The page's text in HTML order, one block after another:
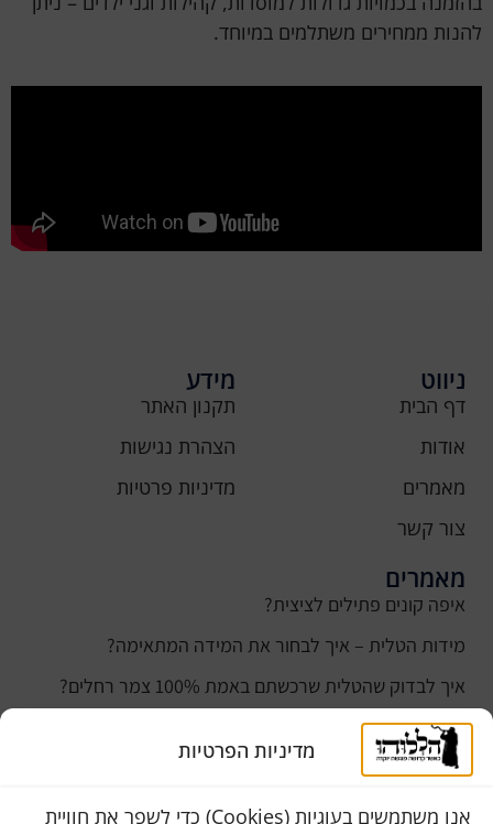
מדיניות הפרטיות
אנו משתמשים בעוגיות (Cookies) כדי לשפר את חוויית
להנות ממחירים משתלמים במיוחד.
ניווט
דף הבית
אודות
מאמרים
צור קשר
מידע
תקנון האתר
הצהרת נגישות
מדיניות פרטיות
מאמרים
איפה קונים פתילים לציצית?
מידות הטלית – איך לבחור את המידה המתאימה?
איך לבדוק שהטלית שרכשתם באמת 100% צמר רחלים?
למה נהוג לקנות טלית לחתן ביום חתונתו?
כמה עולה טלית לחתן
סוגי טליתות